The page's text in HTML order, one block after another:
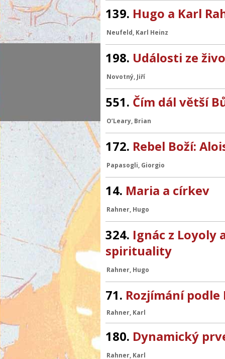
139. Hugo a Karl
Neufeld, Karl Heinz
198. Události ze
Novotný, Jiří
551. Čím dál větší
O’Leary, Brian
172. Rebel Boží:
Papasogli, Giorgio
14. Maria a církev
Rahner, Hugo
324. Ignác z Loyoly
spirituality
Rahner, Hugo
71. Rozjímání podle
Rahner, Karl
180. Dynamický
Rahner, Karl